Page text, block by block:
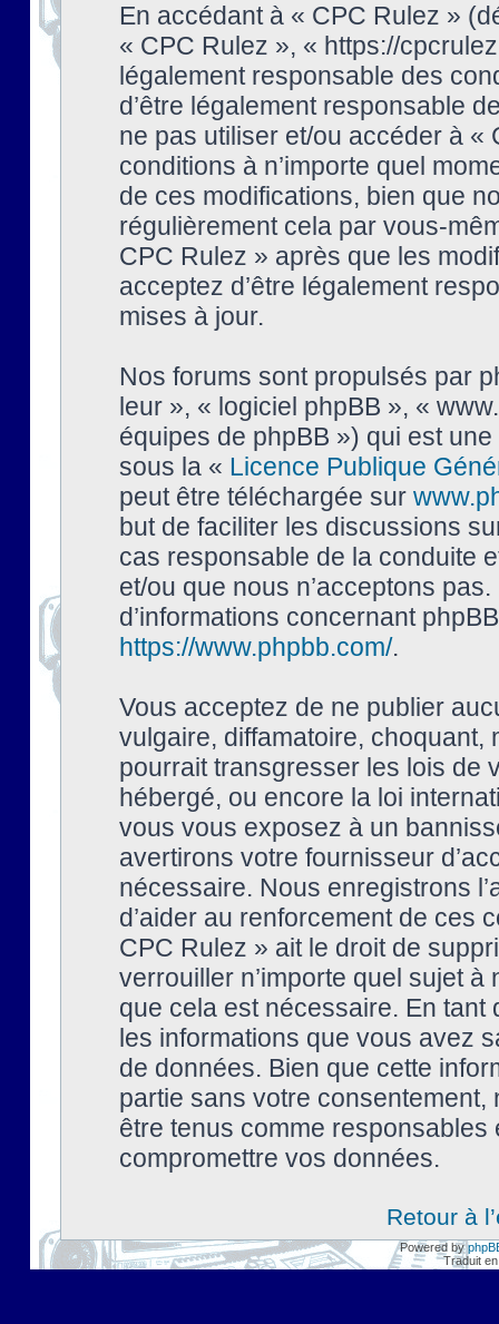
En accédant à « CPC Rulez »
« CPC Rulez », « https://
légalement responsable des
d’être légalement responsable
ne pas utiliser et/ou accéder à
conditions à n’importe quel
de ces modifications, bien que
régulièrement cela par vous-
CPC Rulez » après que les
acceptez d’être légalement
mises à jour.
Nos forums sont propulsés par
leur », « logiciel phpBB », «
équipes de phpBB ») qui est
sous la « Licence Publique
peut être téléchargée sur
but de faciliter les discussions
cas responsable de la conduite
et/ou que nous n’acceptons
d’informations concernant
https://www.phpbb.com/.
Vous acceptez de ne publier
vulgaire, diffamatoire, choquant,
pourrait transgresser les lois de
hébergé, ou encore la loi
vous vous exposez à un
avertirons votre fournisseur
nécessaire. Nous enregistrons
d’aider au renforcement de ces
CPC Rulez » ait le droit de
verrouiller n’importe quel sujet à
que cela est nécessaire. En tant
les informations que vous avez
de données. Bien que cette
partie sans votre
être tenus comme
compromettre vos données.
Retour à
Powered by
Traduit